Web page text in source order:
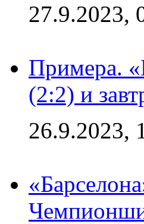
27.9.2023,
Примера.
(2:2) и
26.9.2023,